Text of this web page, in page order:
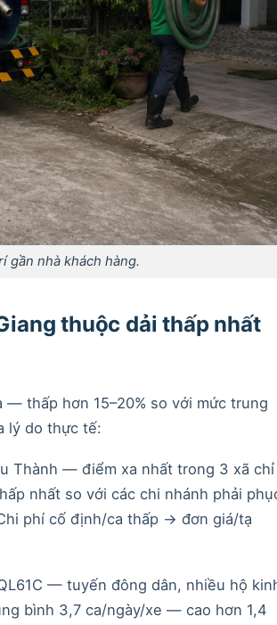
gần nhà khách hàng.
thuộc dải thấp nhất
— thấp hơn 15–20% so với mức trung
lý do thực tế:
Thành — điểm xa nhất trong 3 xã chỉ
nhất so với các chi nhánh phải
phí cố định/ca thấp → đơn giá/tạ
— tuyến đông dân, nhiều hộ
bình 3,7 ca/ngày/xe — cao hơn 1,4